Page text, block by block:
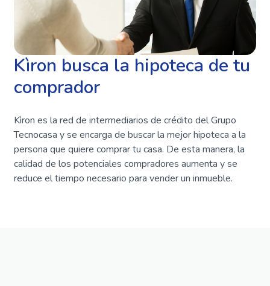
Kìron busca la hipoteca de tu
comprador
Kìron es la red de intermediarios de crédito del Grupo
Tecnocasa y se encarga de buscar la mejor hipoteca a la
persona que quiere comprar tu casa. De esta manera, la
calidad de los potenciales compradores aumenta y se
reduce el tiempo necesario para vender un inmueble.